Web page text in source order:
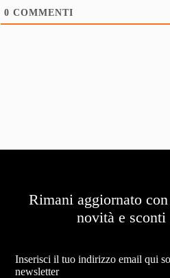
0 COMMENTI
Rimani aggiornato
novità e sconti
Inserisci il tuo indirizzo email qui
newsletter